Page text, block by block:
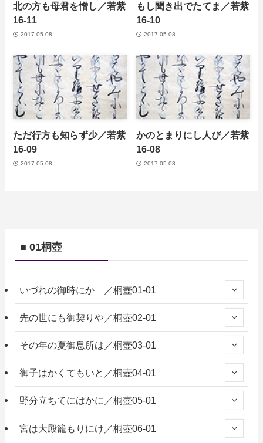
北の方も母君を憎し／若紫
16-11
2017-05-08
もし聞き出でたてま／若紫
16-10
2017-05-08
ただ行方も知らず少／若紫
16-09
2017-05-08
かのとまりにし人び／若紫
16-08
2017-05-08
■ 01桐壺
いづれの御時にか ／桐壺01-01
先の世にも御契りや／桐壺02-01
その年の夏御息所は／桐壺03-01
御子はかくてもいと／桐壺04-01
野分立ちてにはかに／桐壺05-01
宮は大殿籠もりにけ／桐壺06-01